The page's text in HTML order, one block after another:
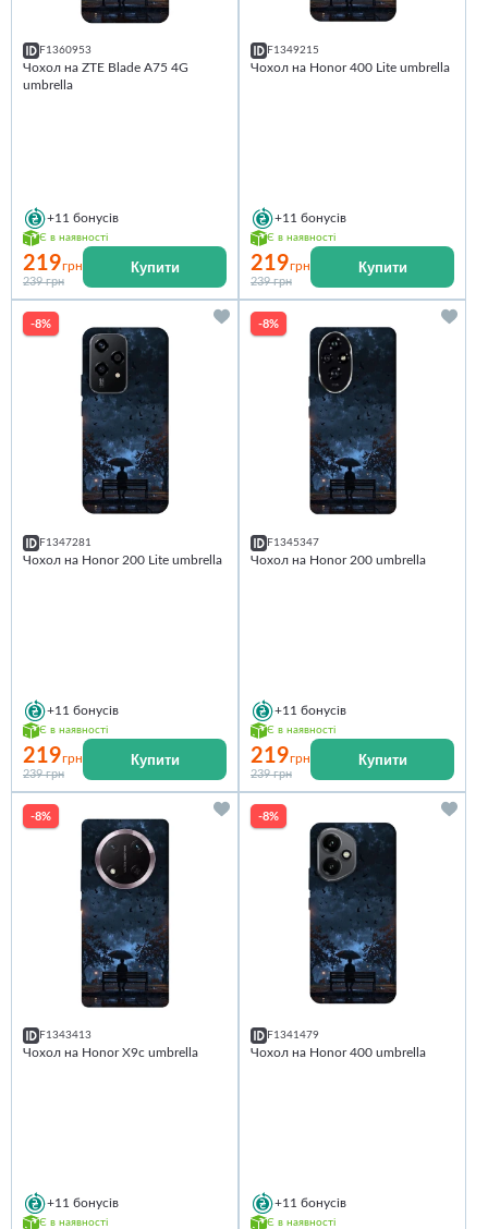
F1360953
Чохол на ZTE Blade A75 4G
umbrella
+11 бонусів
Є в наявності
219грн
239 грн
Купити
F1349215
Чохол на Honor 400 Lite umbrella
+11 бонусів
Є в наявності
219грн
239 грн
Купити
-8%
F1347281
Чохол на Honor 200 Lite umbrella
+11 бонусів
Є в наявності
219грн
239 грн
Купити
-8%
F1345347
Чохол на Honor 200 umbrella
+11 бонусів
Є в наявності
219грн
239 грн
Купити
-8%
F1343413
Чохол на Honor X9c umbrella
+11 бонусів
Є в наявності
-8%
F1341479
Чохол на Honor 400 umbrella
+11 бонусів
Є в наявності